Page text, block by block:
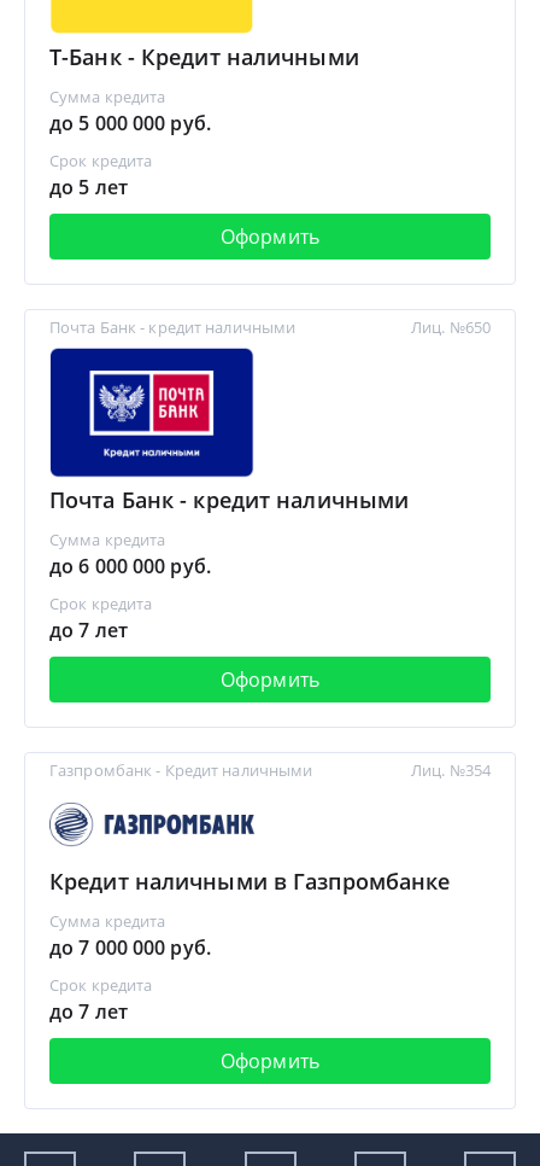
Т-Банк - Кредит наличными
Сумма кредита
до 5 000 000 руб.
Срок кредита
до 5 лет
Оформить
Почта Банк - кредит наличными
Почта Банк - кредит наличными
Сумма кредита
до 6 000 000 руб.
Срок кредита
до 7 лет
Оформить
Лиц. №650
Газпромбанк - Кредит наличными
Кредит наличными в Газпромбанке
Сумма кредита
до 7 000 000 руб.
Срок кредита
до 7 лет
Оформить
Лиц. №354